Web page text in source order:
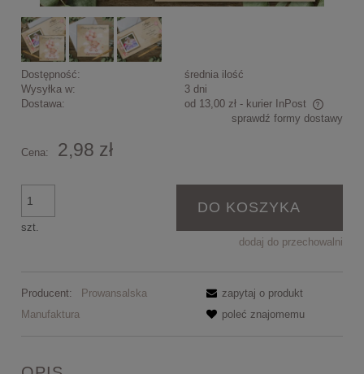
Dostępność:
średnia ilość
Wysyłka w:
3 dni
Dostawa:
od 13,00 zł - kurier InPost
Cena nie zawiera ewentualnych kosztów płatnościsprawdź formy dostawy
Cena: 2,98 zł
szt.
DO KOSZYKA
dodaj do przechowalni
Producent:
Prowansalska
Manufaktura
zapytaj o produkt
poleć znajomemu